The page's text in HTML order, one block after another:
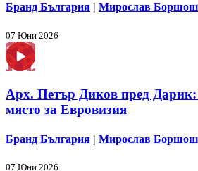
Бранд България | Мирослав Боршош
07 Юни 2026
Арх. Петър Диков пред Дарик:
място за Евровизия
Бранд България | Мирослав Боршош
07 Юни 2026